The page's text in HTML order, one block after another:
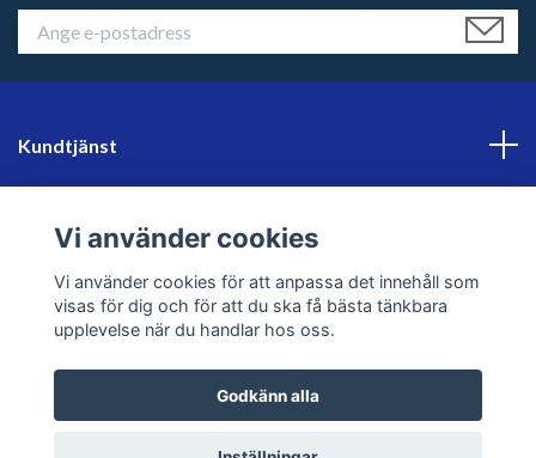
Kundtjänst
Sociala medier
© 2026 sweklader
Vi använder cookies
Vi använder cookies för att anpassa det innehåll som
visas för dig och för att du ska få bästa tänkbara
upplevelse när du handlar hos oss.
Godkänn alla